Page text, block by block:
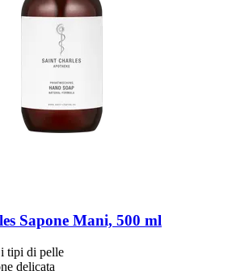
Sapone Mani, 500 ml
tipi di pelle
delicata